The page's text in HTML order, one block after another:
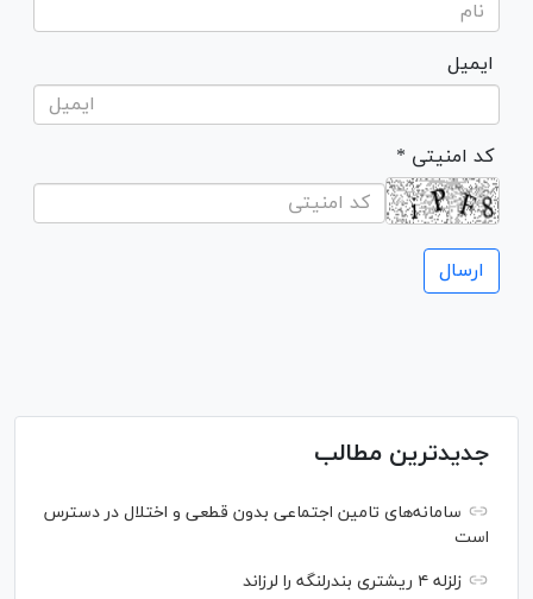
ایمیل
* کد امنیتی
جدیدترین مطالب
سامانه‌های تامین اجتماعی بدون قطعی و اختلال در دسترس
است
زلزله ۴ ریشتری بندرلنگه را لرزاند